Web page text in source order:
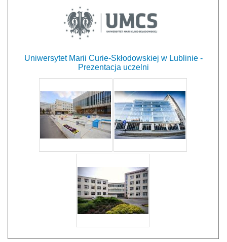
Uniwersytet Marii Curie-Skłodowskiej w Lublinie -
Prezentacja uczelni